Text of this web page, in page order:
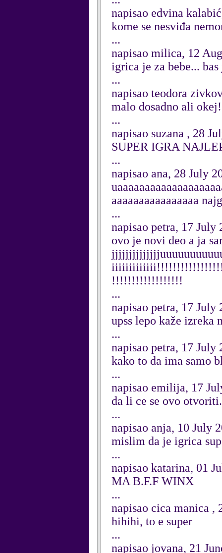
napisao edvina
kome se nesviđa
...
napisao milica, 12
igrica je za bebe...
...
napisao teodora
malo dosadno ali
...
napisao suzana , 28
SUPER IGRA
...
napisao ana, 28 July
aaaaaaaaaaaaaaaa
...
napisao petra, 17 July
ovo je novi deo a ja
!!!!!!!!!!!!!!!!!!
...
napisao petra, 17 July
upss lepo kaže izreka
...
napisao petra, 17 July
kako to da ima samo
...
napisao emilija, 17
da li ce se ovo
...
napisao anja, 10 July
mislim da je igrica
...
napisao katarina, 01
MA B.F.F WINX
...
napisao cica manica ,
hihihi, to e super
...
napisao jovana, 21